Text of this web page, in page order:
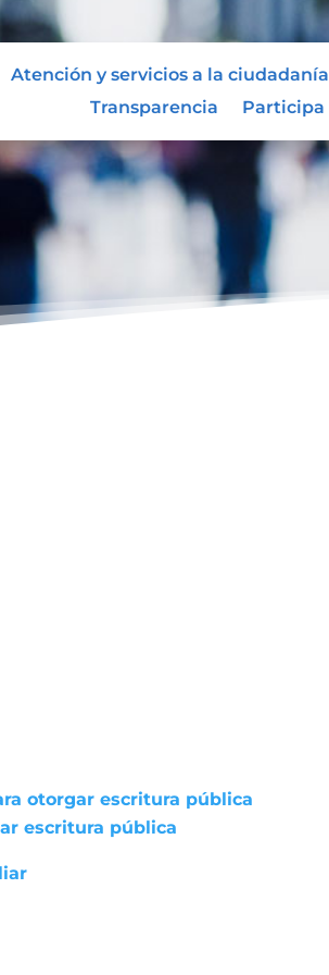
Atención y servicios a la ciudadanía
Transparencia
Participa
otorgar escritura pública
escritura pública